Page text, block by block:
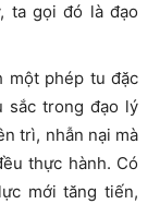
ta gọi đó là đạo
một phép tu đặc
sắc trong đạo lý
trì, nhẫn nại mà
thực hành. Có
mới tăng tiến,